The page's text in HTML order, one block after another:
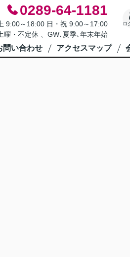
0289-64-1181
9:00～18:00 日・祝 9:00～17:00
・不定休 、GW､夏季､年末年始
ロ
問い合わせ アクセスマップ